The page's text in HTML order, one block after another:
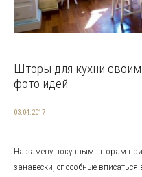
Шторы для кухни
фото идей
03.04.2017
На замену покупным шторам
занавески, способные